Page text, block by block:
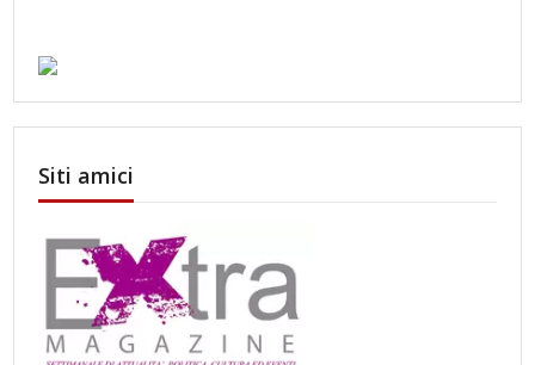
Siti amici